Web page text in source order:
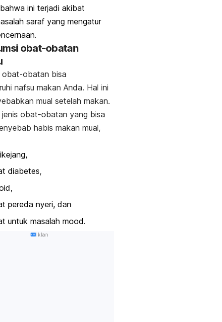
ini terjadi akibat
saraf yang mengatur
obat-obatan
obat-obatan bisa
nafsu makan Anda. Hal ini
mual setelah makan.
jenis obat-obatan yang bisa
habis makan mual,
diabetes,
pereda nyeri, dan
untuk masalah mood.
Iklan